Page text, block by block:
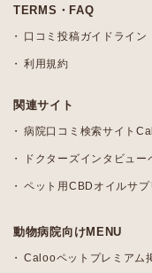
TERMS・FAQ
口コミ投稿ガイドライン
利用規約
関連サイト
病院口コミ検索サイト
ドクターズインタビュー
ペット用CBDオイルサ
動物病院向けMENU
Calooペットプレミアム